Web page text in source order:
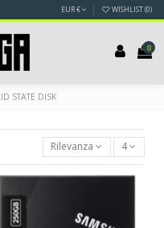
EUR € WISHLIST (0)
0
STATE DISK
Rilevanza 4